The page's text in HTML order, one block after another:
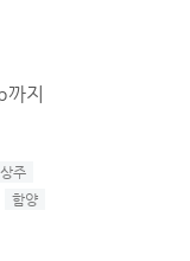
지
상주
함양